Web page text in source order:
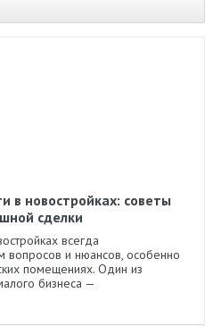
в новостройках: советы
сделки
всегда
вопросов и нюансов, особенно
помещениях. Один из
бизнеса —